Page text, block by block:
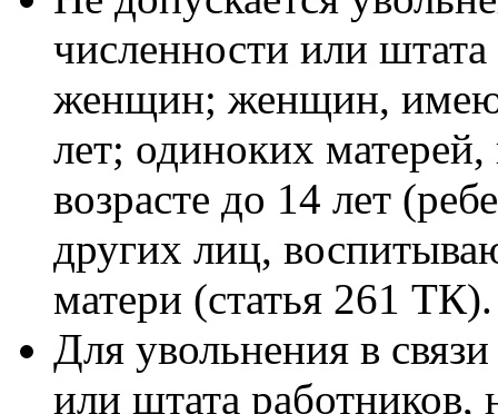
численности или
женщин; женщин,
лет; одиноких
возрасте до 14 лет
других лиц,
матери (статья 261 ТК).
Для увольнения в
или штата работников,